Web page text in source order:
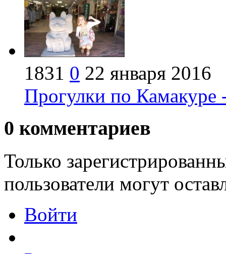
1831 0 22 января 2016
Прогулки по Камакуре
0 комментариев
Только
пользователи могут
Войти